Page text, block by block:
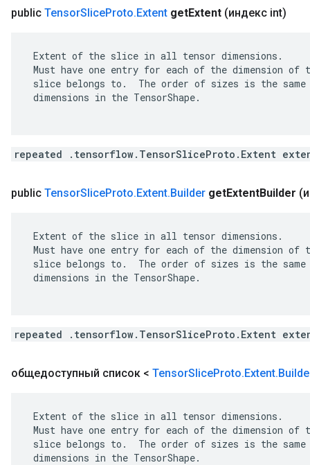
public TensorSliceProto.Extent getExtent (индекс int)
Extent of the slice in all tensor dimensions.
Must have one entry for each of the dimension
slice belongs to.  The order of sizes is the
dimensions in the TensorShape.
repeated .tensorflow.TensorSliceProto.Extent
public TensorSliceProto.Extent.Builder getExtentBuilder
Extent of the slice in all tensor dimensions.
Must have one entry for each of the dimension
slice belongs to.  The order of sizes is the
dimensions in the TensorShape.
repeated .tensorflow.TensorSliceProto.Extent
общедоступный список < TensorSliceProto.Extent.
Extent of the slice in all tensor dimensions.
Must have one entry for each of the dimension
slice belongs to.  The order of sizes is the
dimensions in the TensorShape.